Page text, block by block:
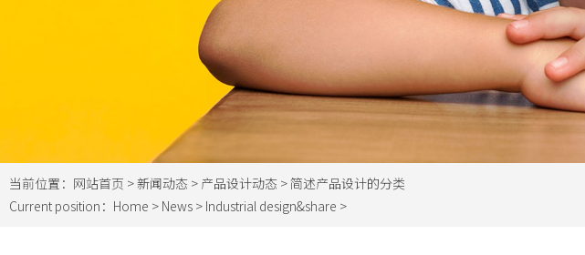
当前位置： 网站首页 >新闻动态 > 产品设计动态 > 简述产品设计的分类
Current position： Home > News > Industrial design&share >